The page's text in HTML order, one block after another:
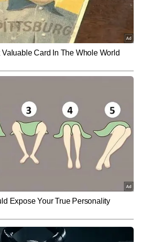
मीडिया प्रोफेशनल के रूप में स्थापित किया है।
से सुनीत लाइफस्टाइल, लिटरेचर, सिनेमा और संस्कृति से जुड़ी गहन
स्टोरीज लिखते रहे हैं और अबतक 12,000 से अधिक आर्टिकल
उनकी लेखन शैली गहराई, मौलिक दृष्टिकोण और रिसर्च-
से पहचानी जाती है। वे विषयों की बारीकियों को पकड़कर उन्हें
पाठकों से जुड़ने वाली भाषा में ढालने में दक्ष हैं।
to our daily Newsletter!